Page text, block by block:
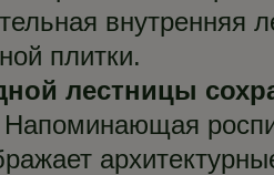
плитки.
лестницы
Напоминающая